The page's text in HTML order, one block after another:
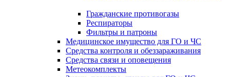
Гражданские противогазы
Респираторы
Фильтры и патроны
Медицинское имущество для ГО и ЧС
Средства контроля и обеззараживания
Средства связи и оповещения
Метеокомплекты